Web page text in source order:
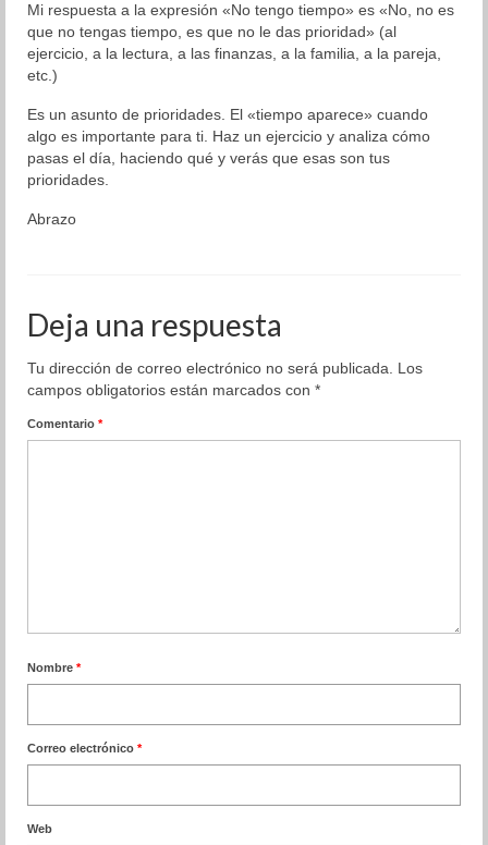
Colaboración
Cultura General
Desarrollo Humano
Superación personal
Contacto
Mi respuesta a la expresión «No tengo tiempo» es «No, no es
que no tengas tiempo, es que no le das prioridad» (al
ejercicio, a la lectura, a las finanzas, a la familia, a la pareja,
etc.)
Es un asunto de prioridades. El «tiempo aparece» cuando
algo es importante para ti. Haz un ejercicio y analiza cómo
pasas el día, haciendo qué y verás que esas son tus
prioridades.
Abrazo
Deja una respuesta
Tu dirección de correo electrónico no será publicada.
Los
campos obligatorios están marcados con *
Comentario *
Nombre *
Correo electrónico *
Web